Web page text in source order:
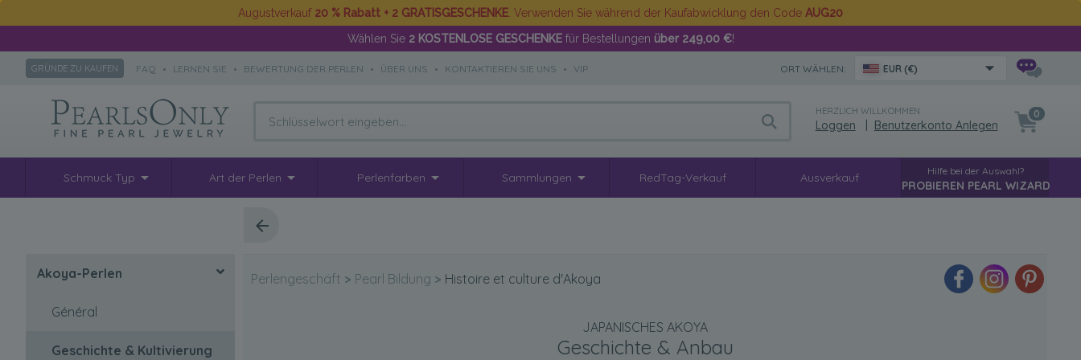
Augustverkauf 20 % Rabatt + 2 GRATISGESCHENKE . Verwenden Sie während der Kaufabwicklung den Code AUG20
Wählen Sie 2 KOSTENLOSE GESCHENKEfür Bestellungen über 249,00 €!
GRÜNDE ZU KAUFEN FAQ • LERNEN SIE • BEWERTUNG DER PERLEN • ÜBER UNS • KONTAKTIEREN SIE UNS • VIP ORT WÄHLEN: EUR (€)
HERZLICH WILLKOMMEN
Loggen Benutzerkonto Anlegen
0
Schmuck Typ Art der Perlen Perlenfarben Sammlungen RedTag-Verkauf Ausverkauf Hilfe bei der Auswahl?
PROBIEREN PEARL WIZARD
Akoya-Perlen
Général
Geschichte & Kultivierung
Perlengeschäft > Pearl Bildung > Histoire et culture d'Akoya
JAPANISCHES AKOYA
Geschichte & Anbau